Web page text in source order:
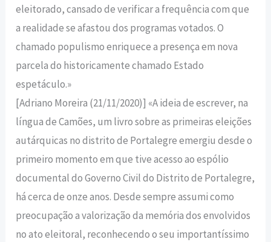
eleitorado, cansado de verificar a frequência com que
a realidade se afastou dos programas votados. O
chamado populismo enriquece a presença em nova
parcela do historicamente chamado Estado
espetáculo.»
[Adriano Moreira (21/11/2020)] «A ideia de escrever, na
língua de Camões, um livro sobre as primeiras eleições
autárquicas no distrito de Portalegre emergiu desde o
primeiro momento em que tive acesso ao espólio
documental do Governo Civil do Distrito de Portalegre,
há cerca de onze anos. Desde sempre assumi como
preocupação a valorização da memória dos envolvidos
no ato eleitoral, reconhecendo o seu importantíssimo